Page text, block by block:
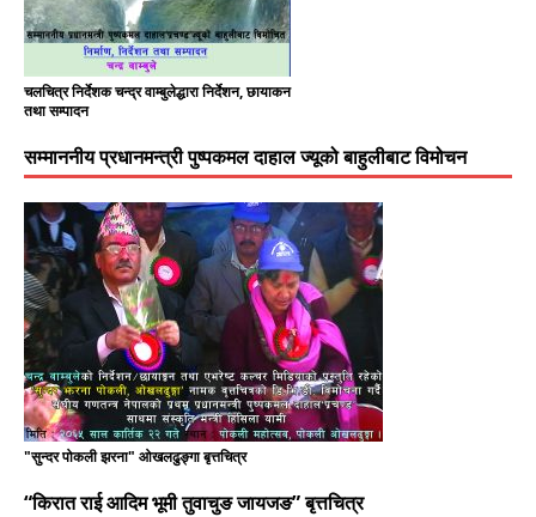
चलचित्र निर्देशक चन्द्र वाम्बुलेद्धारा निर्देशन, छायाकन
तथा सम्पादन
सम्माननीय प्रधानमन्त्री पुष्पकमल दाहाल ज्यूको बाहुलीबाट विमोचन
"सुन्दर पोकली झरना" ओखलढुङ्गा बृत्तचित्र
“किरात राई आदिम भूमी तुवाचुङ जायजङ” बृत्तचित्र